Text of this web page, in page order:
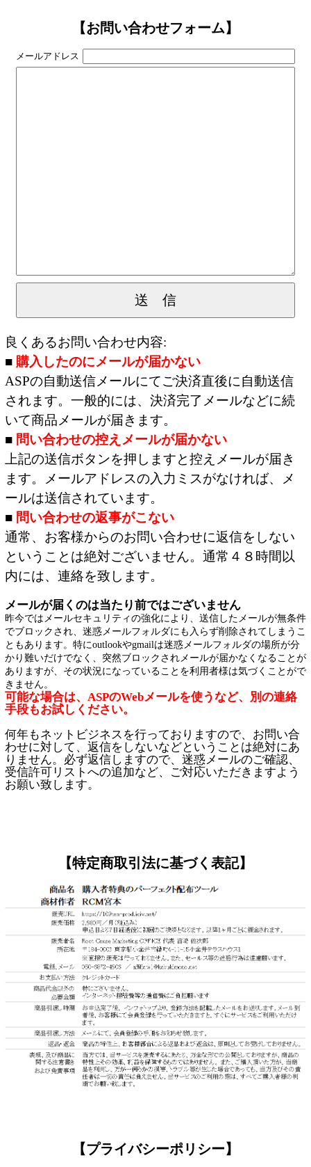
【お問い合わせフォーム】
メールアドレス
良くあるお問い合わせ内容:
■ 購入したのにメールが届かない
ASPの自動送信メールにてご決済直後に自動送信
されます。一般的には、決済完了メールなどに続
いて商品メールが届きます。
■ 問い合わせの控えメールが届かない
上記の送信ボタンを押しますと控えメールが届き
ます。メールアドレスの入力ミスがなければ、メ
ールは送信されています。
■ 問い合わせの返事がこない
通常、お客様からのお問い合わせに返信をしない
ということは絶対ございません。通常４８時間以
内には、連絡を致します。
メールが届くのは当たり前ではございません
昨今ではメールセキュリティの強化により、送信したメールが無条件
でブロックされ、迷惑メールフォルダにも入らず削除されてしまうこ
ともあります。特にoutlookやgmailは迷惑メールフォルダの場所が分
かり難いだけでなく、突然ブロックされメールが届かなくなることが
ありますが、その状況になっていることを利用者様は気づくことがで
きません。
可能な場合は、ASPのWebメールを使うなど、別の連絡
手段もお試しください。
何年もネットビジネスを行っておりますので、お問い合
わせに対して、返信をしないなどということは絶対にあ
りません。必ず返信しますので、迷惑メールのご確認、
受信許可リストへの追加など、ご対応いただきますよう
お願い致します。
【特定商取引法に基づく表記】
【プライバシーポリシー】